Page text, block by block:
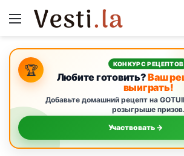
Menu
🏆 КОНКУРС РЕЦЕПТОВ
Любите готовить?Ваш
выиграть!
Добавьте домашний рецепт на
розыгрыше призов.
Участвовать →